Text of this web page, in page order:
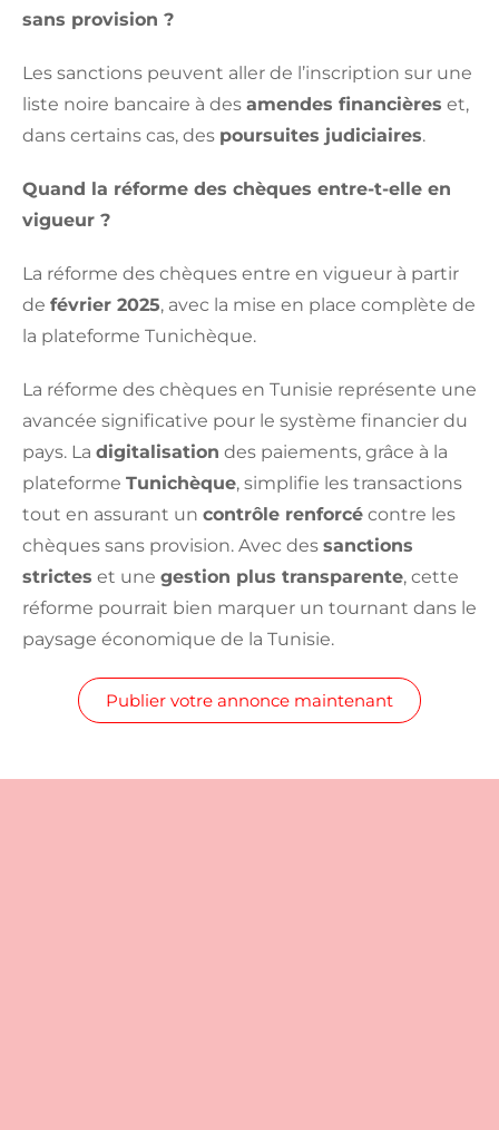
sans provision ?
Les sanctions peuvent aller de l’inscription sur une
liste noire bancaire à des amendes financières et,
dans certains cas, des poursuites judiciaires.
Quand la réforme des chèques entre-t-elle en
vigueur ?
La réforme des chèques entre en vigueur à partir
de février 2025, avec la mise en place complète de
la plateforme Tunichèque.
La réforme des chèques en Tunisie représente une
avancée significative pour le système financier du
pays. La digitalisation des paiements, grâce à la
plateforme Tunichèque, simplifie les transactions
tout en assurant un contrôle renforcé contre les
chèques sans provision. Avec des sanctions
strictes et une gestion plus transparente, cette
réforme pourrait bien marquer un tournant dans le
paysage économique de la Tunisie.
Publier votre annonce maintenant